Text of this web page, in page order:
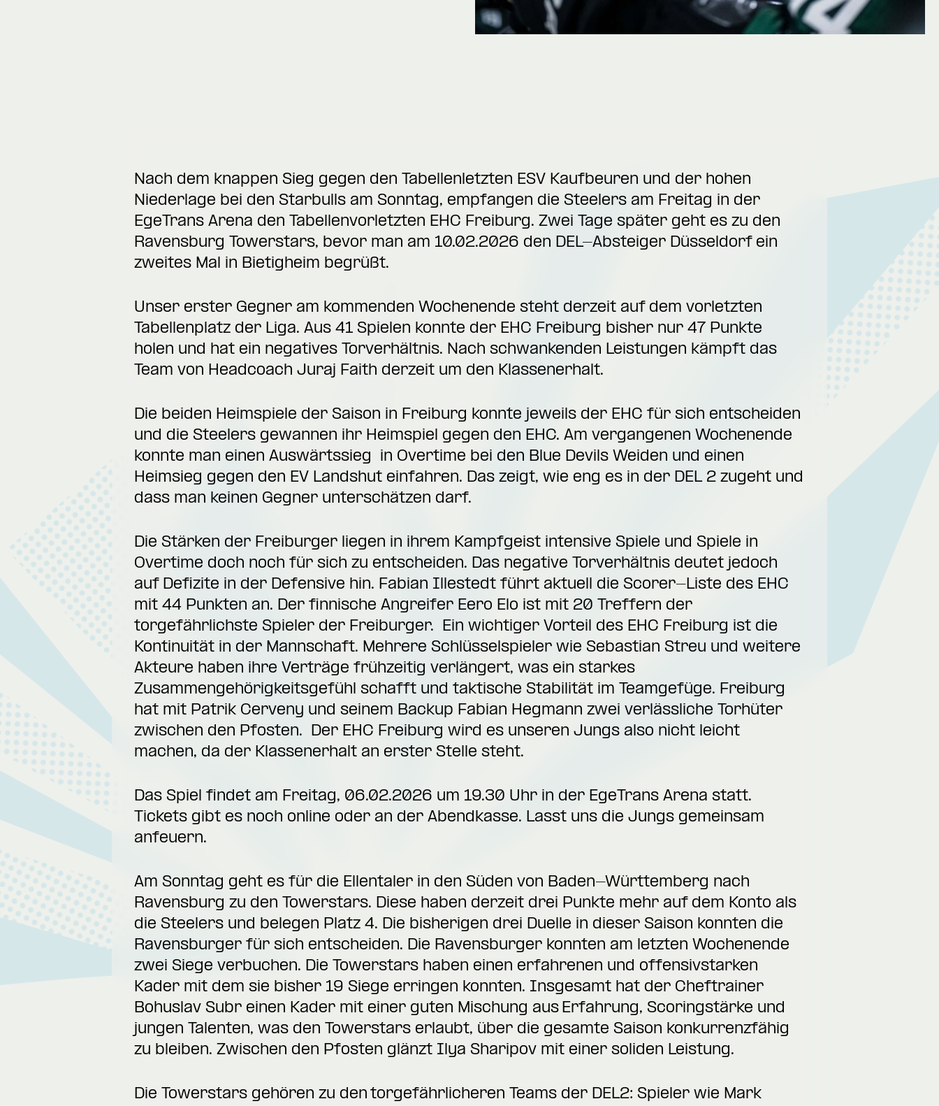
Nach dem knappen Sieg gegen den Tabellenletzten ESV Kaufbeuren und der hohen
Niederlage bei den Starbulls am Sonntag, empfangen die Steelers am Freitag in der
EgeTrans Arena den Tabellenvorletzten EHC Freiburg. Zwei Tage später geht es zu den
Ravensburg Towerstars, bevor man am 10.02.2026 den DEL-Absteiger Düsseldorf ein
zweites Mal in Bietigheim begrüßt.
Unser erster Gegner am kommenden Wochenende steht derzeit auf dem vorletzten
Tabellenplatz der Liga. Aus 41 Spielen konnte der EHC Freiburg bisher nur 47 Punkte
holen und hat ein negatives Torverhältnis. Nach schwankenden Leistungen kämpft das
Team von Headcoach Juraj Faith derzeit um den Klassenerhalt.
Die beiden Heimspiele der Saison in Freiburg konnte jeweils der EHC für sich entscheiden
und die Steelers gewannen ihr Heimspiel gegen den EHC. Am vergangenen Wochenende
konnte man einen Auswärtssieg in Overtime bei den Blue Devils Weiden und einen
Heimsieg gegen den EV Landshut einfahren. Das zeigt, wie eng es in der DEL 2 zugeht und
dass man keinen Gegner unterschätzen darf.
Die Stärken der Freiburger liegen in ihrem Kampfgeist intensive Spiele und Spiele in
Overtime doch noch für sich zu entscheiden. Das negative Torverhältnis deutet jedoch
auf Defizite in der Defensive hin. Fabian Illestedt führt aktuell die Scorer-Liste des EHC
mit 44 Punkten an. Der finnische Angreifer Eero Elo ist mit 20 Treffern der
torgefährlichste Spieler der Freiburger. Ein wichtiger Vorteil des EHC Freiburg ist die
Kontinuität in der Mannschaft. Mehrere Schlüsselspieler wie Sebastian Streu und weitere
Akteure haben ihre Verträge frühzeitig verlängert, was ein starkes
Zusammengehörigkeitsgefühl schafft und taktische Stabilität im Teamgefüge. Freiburg
hat mit Patrik Cerveny und seinem Backup Fabian Hegmann zwei verlässliche Torhüter
zwischen den Pfosten. Der EHC Freiburg wird es unseren Jungs also nicht leicht
machen, da der Klassenerhalt an erster Stelle steht.
Das Spiel findet am Freitag, 06.02.2026 um 19.30 Uhr in der EgeTrans Arena statt.
Tickets gibt es noch online oder an der Abendkasse. Lasst uns die Jungs gemeinsam
anfeuern.
Am Sonntag geht es für die Ellentaler in den Süden von Baden-Württemberg nach
Ravensburg zu den Towerstars. Diese haben derzeit drei Punkte mehr auf dem Konto als
die Steelers und belegen Platz 4. Die bisherigen drei Duelle in dieser Saison konnten die
Ravensburger für sich entscheiden. Die Ravensburger konnten am letzten Wochenende
zwei Siege verbuchen. Die Towerstars haben einen erfahrenen und offensivstarken
Kader mit dem sie bisher 19 Siege erringen konnten. Insgesamt hat der Cheftrainer
Bohuslav Subr einen Kader mit einer guten Mischung aus Erfahrung, Scoringstärke und
jungen Talenten, was den Towerstars erlaubt, über die gesamte Saison konkurrenzfähig
zu bleiben. Zwischen den Pfosten glänzt Ilya Sharipov mit einer soliden Leistung.
Die Towerstars gehören zu den torgefährlicheren Teams der DEL2: Spieler wie Mark